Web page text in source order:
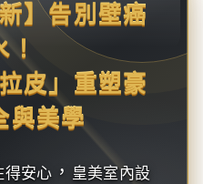
】告別壁癌
皮」重塑豪
與美學
得安心 ， 皇美室內設